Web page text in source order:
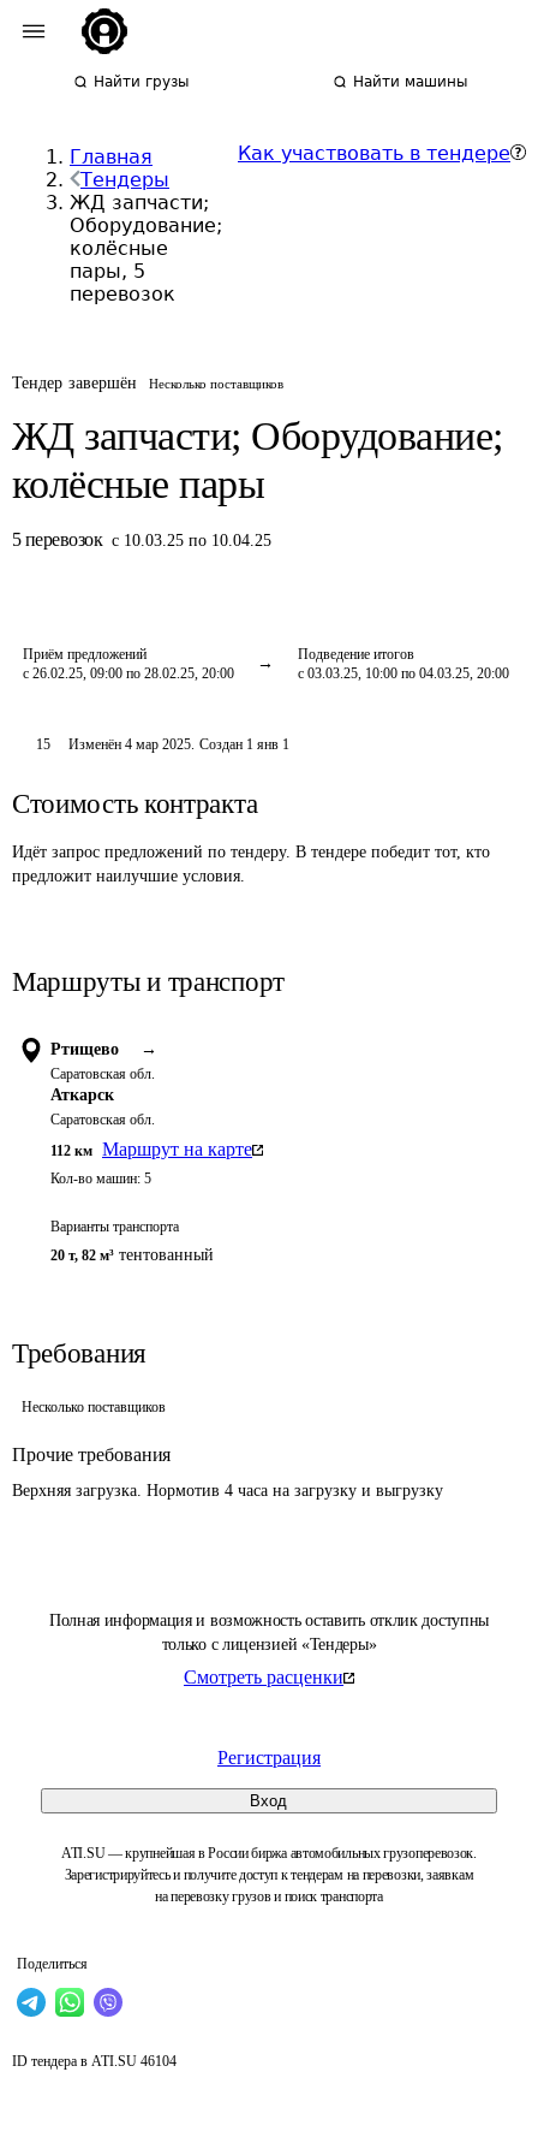
Найти грузы Найти машины
Главная
Тендеры
ЖД запчасти;
Оборудование;
колёсные
пары, 5
перевозок
Как участвовать в тендере
Тендер завершён Несколько поставщиков
ЖД запчасти; Оборудование;
колёсные пары
5 перевозок с 10.03.25 по 10.04.25
Приём предложений
с 26.02.25, 09:00 по 28.02.25, 20:00
Подведение итогов
с 03.03.25, 10:00 по 04.03.25, 20:00
Полная информация и возможность оставить отклик доступны
только с лицензией «Тендеры»
Смотреть расценки
Регистрация
Вход
ATI.SU — крупнейшая в России биржа автомобильных грузоперевозок.
Зарегистрируйтесь и получите доступ к тендерам на перевозки, заявкам
на перевозку грузов и поиск транспорта
Поделиться
15 Изменён4 мар 2025. Создан 1 янв 1
Стоимость контракта
Идёт запрос предложений по тендеру. В тендере победит тот, кто
предложит наилучшие условия.
Маршруты и транспорт
Ртищево →
Саратовская обл.
Аткарск
Саратовская обл.
112 км Маршрут на карте
Кол-во машин: 5
Варианты транспорта
20 т, 82 м³ тентованный
Требования
Несколько поставщиков
Прочие требования
Верхняя загрузка. Нормотив 4 часа на загрузку и выгрузку
ID тендера в ATI.SU 46104